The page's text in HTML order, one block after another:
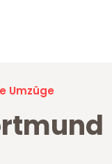
Umzüge